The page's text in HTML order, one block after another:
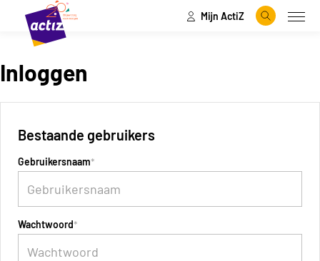
Naar hoofdinhoud
Naar menu Mijn ActiZ
Zoeken
Inloggen
Bestaande gebruikers
Gebruikersnaam
Wachtwoord